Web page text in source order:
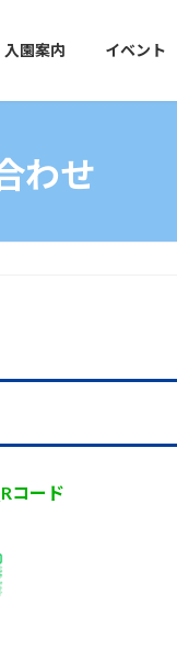
入園案内 イベント
わせ
コード